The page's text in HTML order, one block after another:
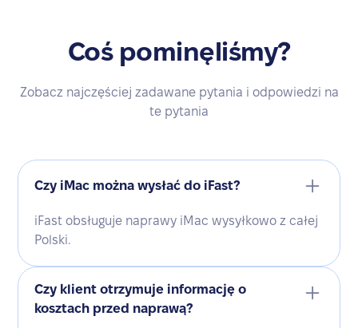
Coś pominęliśmy?
Zobacz najczęściej zadawane pytania i odpowiedzi na
te pytania
Czy iMac można wysłać do iFast?
iFast obsługuje naprawy iMac wysyłkowo z całej
Polski.
Czy klient otrzymuje informację o
kosztach przed naprawą?